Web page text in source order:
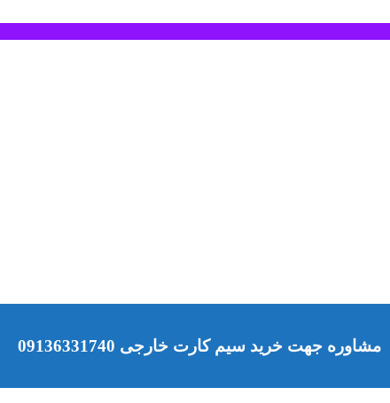
مشاوره جهت خرید سیم کارت خارجی 09136331740